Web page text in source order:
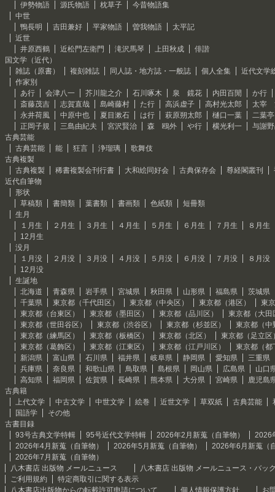
伊勢物語
源氏物語 枕草子
今昔物語集
中世
鴨長明
吉田兼好 平家物語 曽我物語
太平記
近世
井原西鶴
近松門左衛門 滝沢馬琴 上田秋成
俳諧
国文学（近代）
雑誌（原書）
複刻雑誌 同人誌・地方誌・一般誌 個人全集
近代文学
作家別
あ行
会津八一 芥川龍之介 石川啄木 泉 鏡花 内田百閒
か行
斎藤茂吉
志賀直哉 島崎藤村 た行 高浜虚子 高村光太郎
太宰
永井荷風
中原中也 夏目漱石 は行 萩原朔太郎 樋口一葉
二葉
正岡子規
三島由紀夫 宮沢賢治 森 鴎外 や行 横光利一
与謝
古典芸能
古典芸能
能 狂言 浄瑠璃
歌舞伎
古典複製
古典複製
稀書複製会刊行書 大和絵同好会 古典保存会 尊経閣叢刊
近代自筆物
形状
草稿類
書簡類 葉書類 書画類 色紙類
短冊類
生月
１月生
２月生 ３月生 ４月生 ５月生 ６月生 ７月生
８月生
12月生
没月
１月没
２月没 ３月没 ４月没 ５月没 ６月没 ７月没
８月没
12月没
生誕地
北海道
青森県 岩手県 宮城県 秋田県 山形県 福島県
茨城県
千葉県
東京都（千代田区） 東京都（中央区） 東京都（港区）
東
東京都（台東区）
東京都（墨田区） 東京都（品川区）
東京都（大田
東京都（世田谷区）
東京都（渋谷区） 東京都（杉並区）
東京都（中
東京都（練馬区）
東京都（板橋区） 東京都（北区）
東京都（足立区
東京都（葛飾区）
東京都（江東区） 東京都（江戸川区）
東京都（都
新潟県
富山県 石川県 福井県 岐阜県 静岡県 愛知県
三重県
兵庫県
奈良県 和歌山県 鳥取県 島根県 岡山県 広島県
山口
高知県
福岡県 佐賀県 長崎県 熊本県 大分県 宮崎県
鹿児島
古典籍
上代文学
中古文学 中世文学 絵巻 近世文学 草双紙 古典芸能
国語学
その他
古書目録
93号古典文学特輯
95号近代文学特輯 2026年2月新蒐（自筆物）
2026
2026年4月新蒐（自筆物）
2026年5月新蒐（自筆物）
2026年6月新蒐（
2026年7月新蒐（自筆物）
八木書店 出版物 メールニュース
八木書店 出版物 メールニュース・バッ
ご利用規約
特定商取引に関する表示